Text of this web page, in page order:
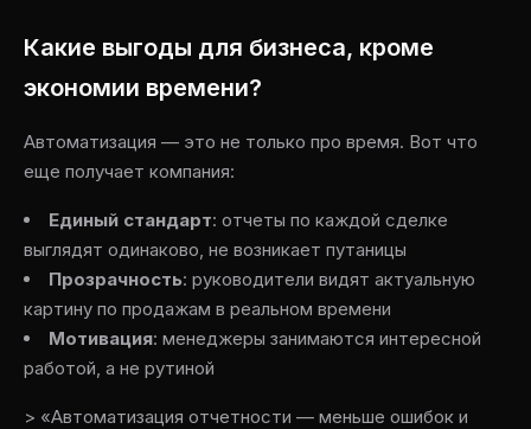
Какие выгоды для бизнеса, кроме
экономии времени?
Автоматизация — это не только про время. Вот что
еще получает компания:
Единый стандарт: отчеты по каждой сделке
выглядят одинаково, не возникает путаницы
Прозрачность: руководители видят актуальную
картину по продажам в реальном времени
Мотивация: менеджеры занимаются интересной
работой, а не рутиной
> «Автоматизация отчетности — меньше ошибок и